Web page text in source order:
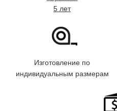
5 лет
Изготовление по
индивидуальным размерам